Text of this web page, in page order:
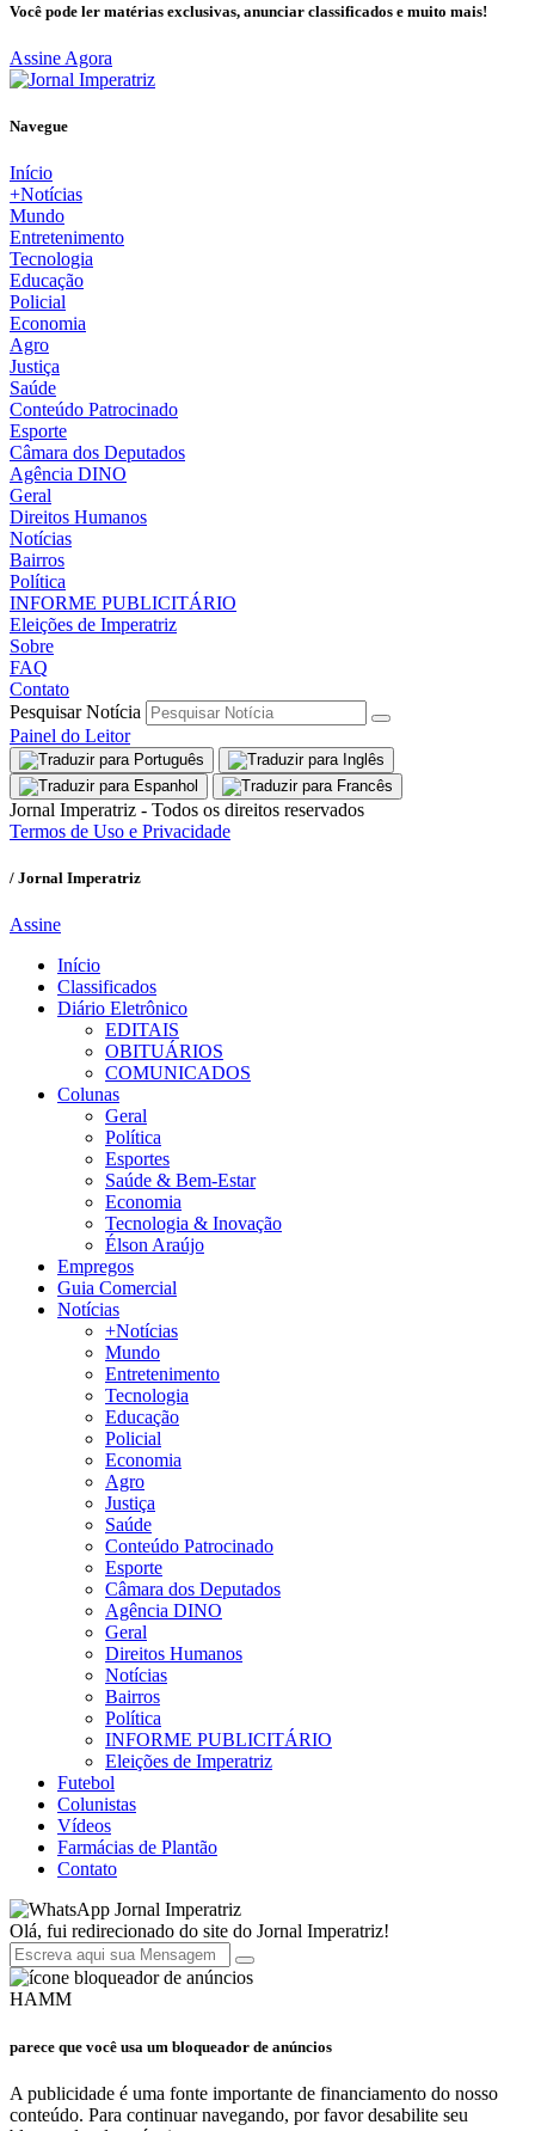
Você pode ler matérias exclusivas, anunciar classificados e muito mais!
Assine Agora
Navegue
Início
+Notícias
Mundo
Entretenimento
Tecnologia
Educação
Policial
Economia
Agro
Justiça
Saúde
Conteúdo Patrocinado
Esporte
Câmara dos Deputados
Agência DINO
Geral
Direitos Humanos
Notícias
Bairros
Política
INFORME PUBLICITÁRIO
Eleições de Imperatriz
Sobre
FAQ
Contato
Pesquisar Notícia
Painel do Leitor
Jornal Imperatriz - Todos os direitos reservados
Termos de Uso e Privacidade
/ Jornal Imperatriz
Assine
Início
Classificados
Diário Eletrônico
EDITAIS
OBITUÁRIOS
COMUNICADOS
Colunas
Geral
Política
Esportes
Saúde & Bem-Estar
Economia
Tecnologia & Inovação
Élson Araújo
Empregos
Guia Comercial
Notícias
+Notícias
Mundo
Entretenimento
Tecnologia
Educação
Policial
Economia
Agro
Justiça
Saúde
Conteúdo Patrocinado
Esporte
Câmara dos Deputados
Agência DINO
Geral
Direitos Humanos
Notícias
Bairros
Política
INFORME PUBLICITÁRIO
Eleições de Imperatriz
Futebol
Colunistas
Vídeos
Farmácias de Plantão
Contato
Jornal Imperatriz
Olá, fui redirecionado do site do Jornal Imperatriz!
HAMM
parece que você usa um bloqueador de anúncios
A publicidade é uma fonte importante de financiamento do nosso
conteúdo. Para continuar navegando, por favor desabilite seu